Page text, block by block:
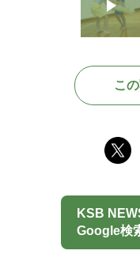
こ
KSB
Google検